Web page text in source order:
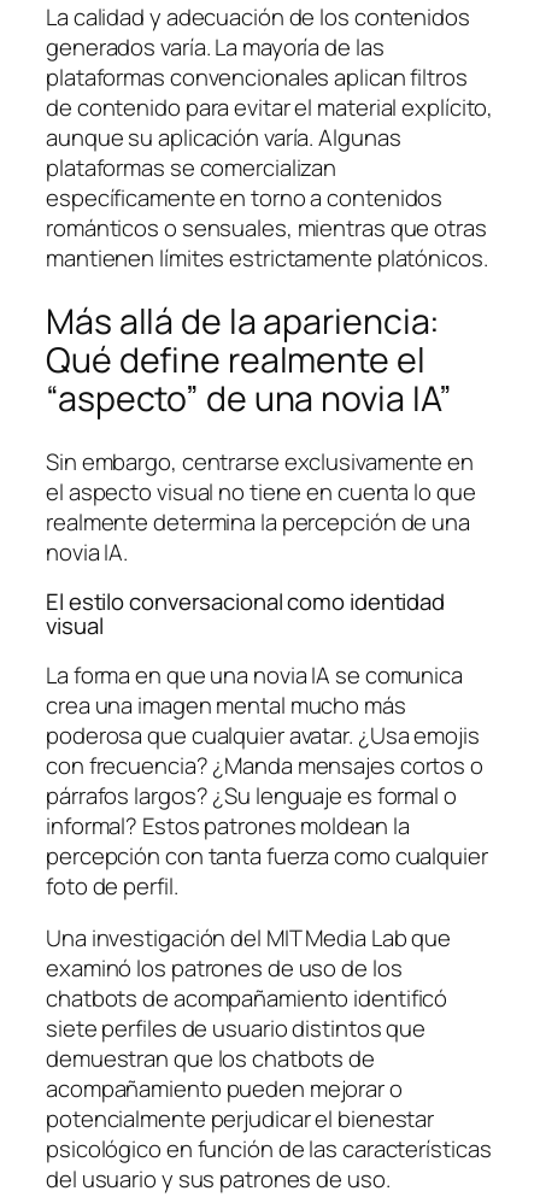
La calidad y adecuación de los contenidos
generados varía. La mayoría de las
plataformas convencionales aplican filtros
de contenido para evitar el material explícito,
aunque su aplicación varía. Algunas
plataformas se comercializan
específicamente en torno a contenidos
románticos o sensuales, mientras que otras
mantienen límites estrictamente platónicos.
Más allá de la apariencia:
Qué define realmente el
“aspecto” de una novia IA”
Sin embargo, centrarse exclusivamente en
el aspecto visual no tiene en cuenta lo que
realmente determina la percepción de una
novia IA.
El estilo conversacional como identidad
visual
La forma en que una novia IA se comunica
crea una imagen mental mucho más
poderosa que cualquier avatar. ¿Usa emojis
con frecuencia? ¿Manda mensajes cortos o
párrafos largos? ¿Su lenguaje es formal o
informal? Estos patrones moldean la
percepción con tanta fuerza como cualquier
foto de perfil.
Una investigación del MIT Media Lab que
examinó los patrones de uso de los
chatbots de acompañamiento identificó
siete perfiles de usuario distintos que
demuestran que los chatbots de
acompañamiento pueden mejorar o
potencialmente perjudicar el bienestar
psicológico en función de las características
del usuario y sus patrones de uso.